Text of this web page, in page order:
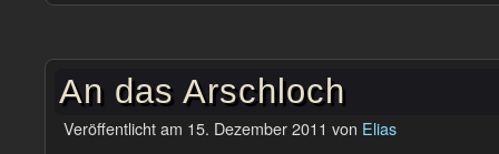
An das Arschloch
Veröffentlicht am 15. Dezember 2011 von Elias